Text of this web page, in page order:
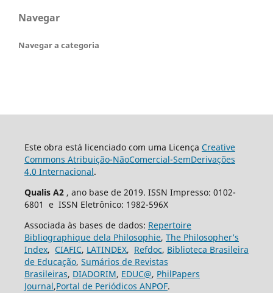
Navegar
Navegar a categoria
Este obra está licenciado com uma Licença Creative
Commons Atribuição-NãoComercial-SemDerivações
4.0 Internacional.
Qualis A2 , ano base de 2019. ISSN Impresso: 0102-
6801 e ISSN Eletrônico: 1982-596X
Associada às bases de dados: Repertoire
Bibliographique dela Philosophie, The Philosopher’s
Index, CIAFIC, LATINDEX, Refdoc, Biblioteca Brasileira
de Educação, Sumários de Revistas
Brasileiras, DIADORIM, EDUC@, PhilPapers
Journal,Portal de Periódicos ANPOF.